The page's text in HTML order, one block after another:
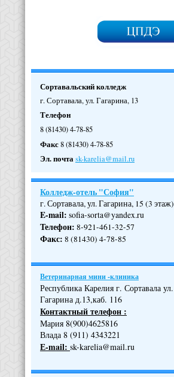
Сортавальский колледж
г. Сортавала, ул. Гагарина, 13
Телефон
8 (81430) 4-78-85
Факс8 (81430) 4-78-85
Эл. почтаsk-karelia@mail.ru
Колледж-отель "София"
г. Сортавала, ул. Гагарина, 15 (3 этаж)
E-mail: sofia-sorta@yandex.ru
Телефон: 8-921-461-32-57
Факс: 8 (81430) 4-78-85
Ветеринарная мини -клиника
Республика Карелия г. Сортавала ул.
Гагарина д.13,каб. 116
Контактный телефон :
Мария 8(900)4625816
Влада 8 (911) 4343221
Е-mail: sk-karelia@mail.ru